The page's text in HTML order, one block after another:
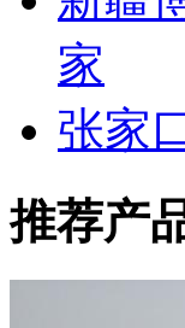
家
张家
推荐产